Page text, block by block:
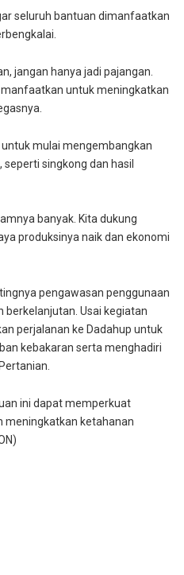
seluruh bantuan dimanfaatkan
jangan hanya jadi pajangan.
untuk meningkatkan
mulai mengembangkan
seperti singkong dan hasil
banyak. Kita dukung
produksinya naik dan ekonomi
pengawasan penggunaan
berkelanjutan. Usai kegiatan
perjalanan ke Dadahup untuk
kebakaran serta menghadiri
ini dapat memperkuat
meningkatkan ketahanan